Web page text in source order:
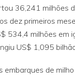
36,241
dez primeiros
534,4 milhões em
US$ 1,095
embarques de